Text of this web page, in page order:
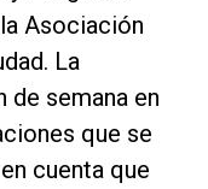
Asociación
La
de semana en
que se
cuenta que